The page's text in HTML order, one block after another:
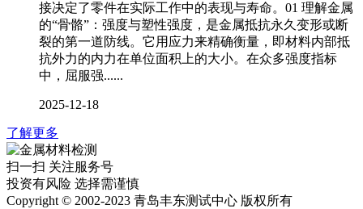
接决定了零件在实际工作中的表现与寿命。01 理解金属
的“骨骼”：强度与塑性强度，是金属抵抗永久变形或断
裂的第一道防线。它用应力来精确衡量，即材料内部抵
抗外力的内力在单位面积上的大小。在众多强度指标
中，屈服强......
2025-12-18
了解更多
扫一扫 关注服务号
投资有风险 选择需谨慎
Copyright © 2002-2023 青岛丰东测试中心 版权所有